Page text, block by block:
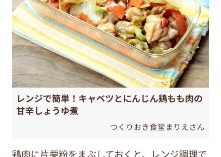
レンジで簡単！キャベツとにんじん鶏もも肉の
甘辛しょうゆ煮
つくりおき食堂まりえさん
鶏肉に片栗粉をまぶしておくと、レンジ調理で